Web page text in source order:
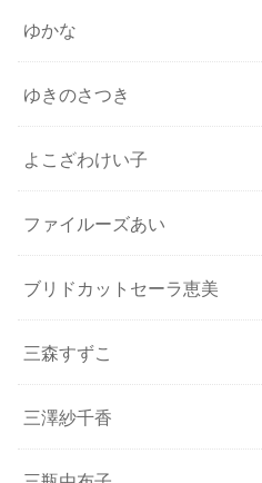
ゆかな
ゆきのさつき
よこざわけい子
ファイルーズあい
ブリドカットセーラ恵美
三森すずこ
三澤紗千香